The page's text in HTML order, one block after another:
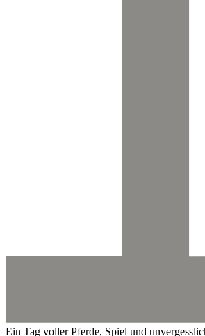
Ein Tag voller Pferde, Spiel und